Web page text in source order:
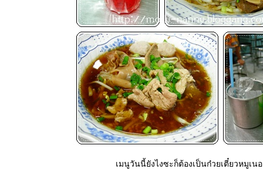
เมนูวันนี้ยังไงซะก็ต้องเป็นก๋วยเตี๋ยวหมูเน